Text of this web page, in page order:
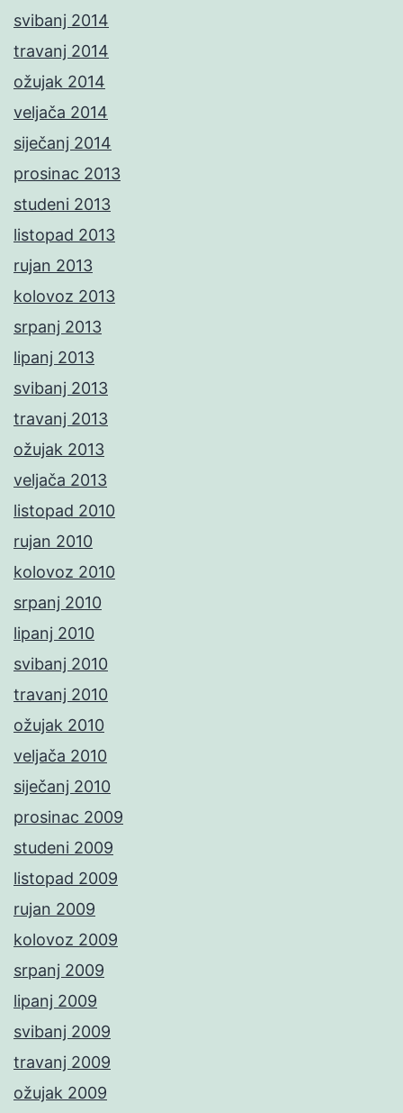
svibanj 2014
travanj 2014
ožujak 2014
veljača 2014
siječanj 2014
prosinac 2013
studeni 2013
listopad 2013
rujan 2013
kolovoz 2013
srpanj 2013
lipanj 2013
svibanj 2013
travanj 2013
ožujak 2013
veljača 2013
listopad 2010
rujan 2010
kolovoz 2010
srpanj 2010
lipanj 2010
svibanj 2010
travanj 2010
ožujak 2010
veljača 2010
siječanj 2010
prosinac 2009
studeni 2009
listopad 2009
rujan 2009
kolovoz 2009
srpanj 2009
lipanj 2009
svibanj 2009
travanj 2009
ožujak 2009